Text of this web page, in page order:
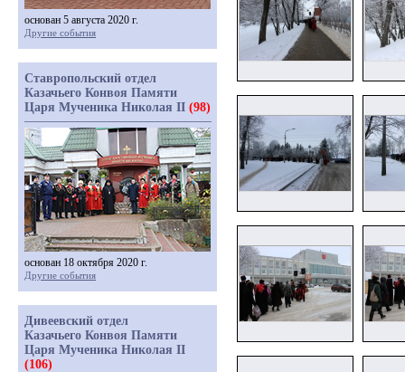
основан 5 августа 2020 г.
Другие события
Ставропольский отдел
Казачьего Конвоя Памяти
Царя Мученика Николая II (98)
основан 18 октября 2020 г.
Другие события
Дивеевский отдел
Казачьего Конвоя Памяти
Царя Мученика Николая II
(106)